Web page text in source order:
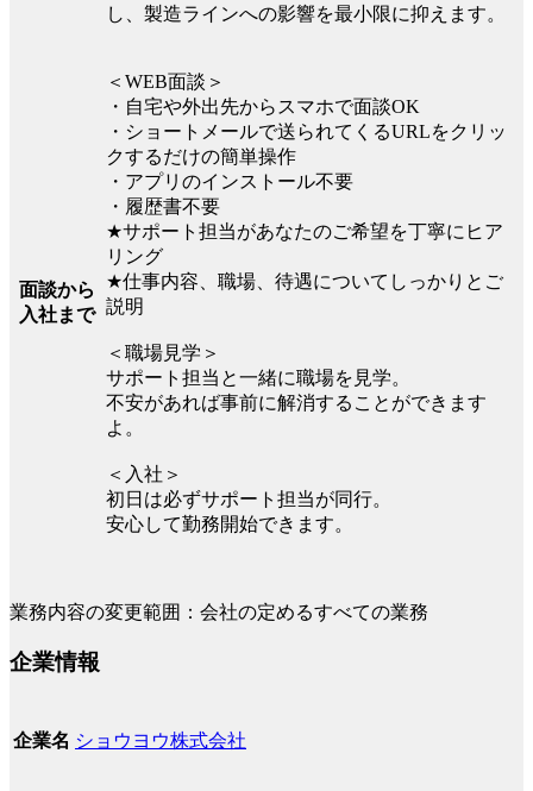
し、製造ラインへの影響を最小限に抑えます。
面談から
入社まで
＜WEB面談＞
・自宅や外出先からスマホで面談OK
・ショートメールで送られてくるURLをクリッ
クするだけの簡単操作
・アプリのインストール不要
・履歴書不要
★サポート担当があなたのご希望を丁寧にヒア
リング
★仕事内容、職場、待遇についてしっかりとご
説明
＜職場見学＞
サポート担当と一緒に職場を見学。
不安があれば事前に解消することができます
よ。
＜入社＞
初日は必ずサポート担当が同行。
安心して勤務開始できます。
業務内容の変更範囲：会社の定めるすべての業務
企業情報
企業名 ショウヨウ株式会社